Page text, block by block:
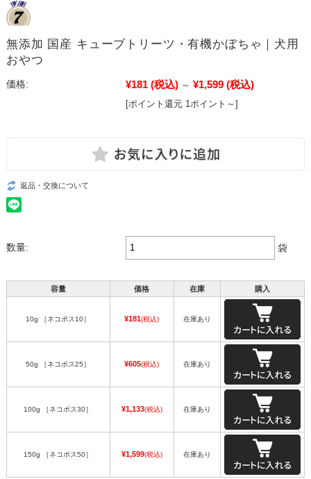
無添加 国産 キューブトリーツ・有機かぼちゃ｜犬用
おやつ
価格: ¥181 (税込) ～ ¥1,599 (税込)
[ポイント還元 1ポイント～]
返品・交換について
数量: 袋
容量 価格 在庫 購入
10g ［ネコポス10］ ¥181(税込) 在庫あり
50g ［ネコポス25］ ¥605(税込) 在庫あり
100g ［ネコポス30］ ¥1,133(税込) 在庫あり
150g ［ネコポス50］ ¥1,599(税込) 在庫あり